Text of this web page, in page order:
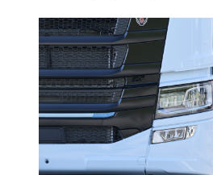
Terästä
sähkörekoilla